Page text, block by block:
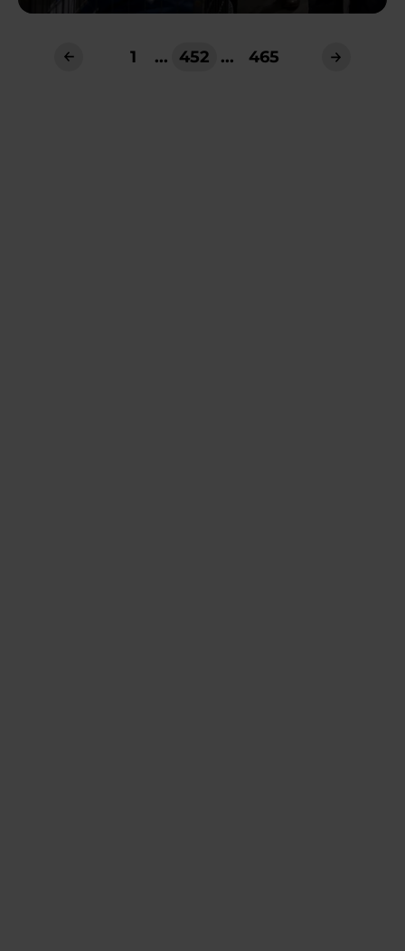
1 ... 452 ... 465